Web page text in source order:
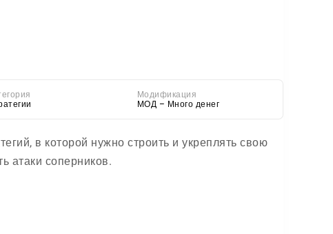
Модификация
МОД – Много денег
в которой нужно строить и укреплять свою
атаки соперников.